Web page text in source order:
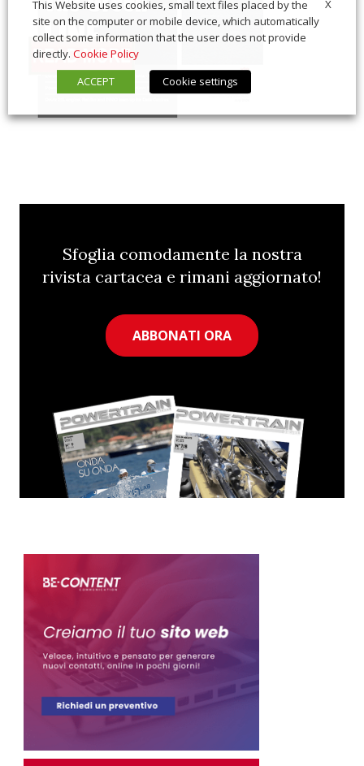
Sfoglia comodamente la nostra
rivista cartacea e rimani aggiornato!
ABBONATI ORA
X
This Website uses cookies, small text files placed by the
site on the computer or mobile device, which automatically
collect some information that the user does not provide
directly. Cookie Policy
ACCEPT
Cookie settings